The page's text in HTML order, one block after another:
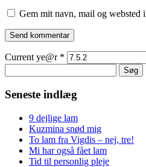
Gem mit navn, mail og websted
Current ye@r *
efter:
Seneste indlæg
9 dejlige lam
Kuzmina snød mig
To lam fra Vigdis – nej, tre!
Mi har også fået lam
Tid til personlig pleje